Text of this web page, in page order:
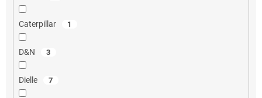
Caterpillar 1
D&N 3
Dielle 7